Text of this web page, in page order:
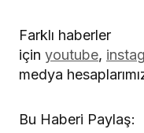
Farklı haberler
için youtube,
medya
Bu Haberi Paylaş: